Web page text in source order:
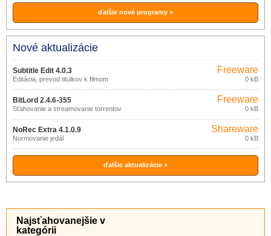
ďalšie nové programy »
Nové aktualizácie
Subtitle Edit 4.0.3
Editácia, prevod titulkov k filmom
Freeware
0 kB
BitLord 2.4.6-355
Sťahovanie a streamovanie torrentov
Freeware
0 kB
NoRec Extra 4.1.0.9
Normovanie jedál
Shareware
0 kB
ďalšie aktualizácie »
Najsťahovanejšie v
kategórii